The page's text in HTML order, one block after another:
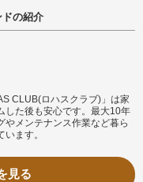
の紹介
CLUB(ロハスクラブ)」は家
した後も安心です。最大10年
やメンテナンス作業など暮ら
ます。
見る